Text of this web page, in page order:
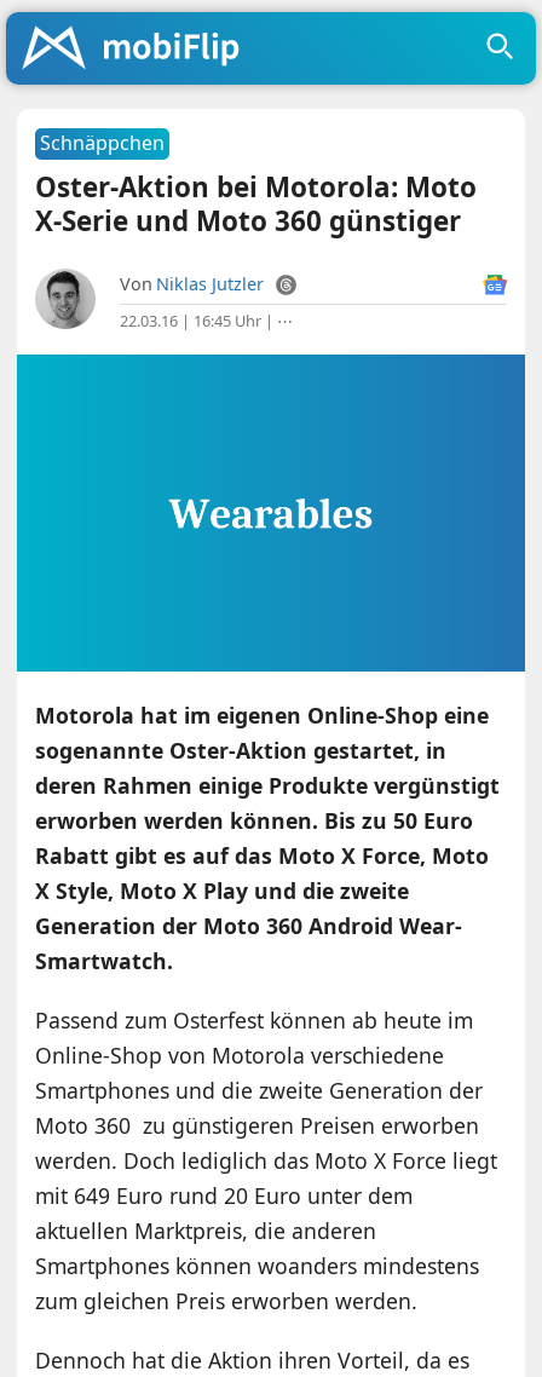
Schnäppchen
Oster-Aktion bei Motorola: Moto
X-Serie und Moto 360 günstiger
Von Niklas Jutzler
22.03.16 | 16:45 Uhr | ⋯
Motorola hat im eigenen Online-Shop eine
sogenannte Oster-Aktion gestartet, in
deren Rahmen einige Produkte vergünstigt
erworben werden können. Bis zu 50 Euro
Rabatt gibt es auf das Moto X Force, Moto
X Style, Moto X Play und die zweite
Generation der Moto 360 Android Wear-
Smartwatch.
Passend zum Osterfest können ab heute im
Online-Shop von Motorola verschiedene
Smartphones und die zweite Generation der
Moto 360 zu günstigeren Preisen erworben
werden. Doch lediglich das Moto X Force liegt
mit 649 Euro rund 20 Euro unter dem
aktuellen Marktpreis, die anderen
Smartphones können woanders mindestens
zum gleichen Preis erworben werden.
Dennoch hat die Aktion ihren Vorteil, da es